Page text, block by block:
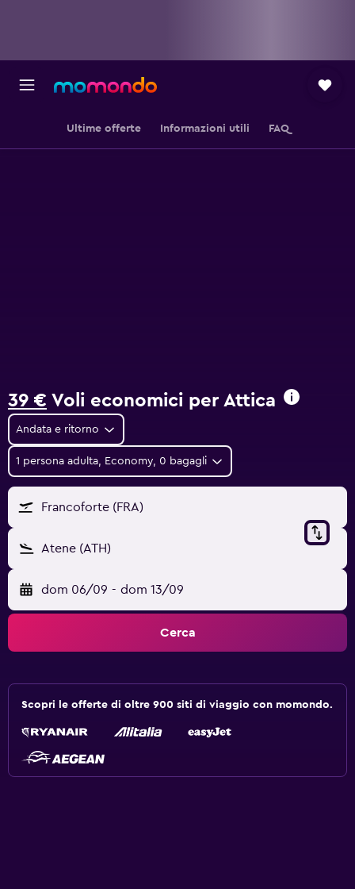
Ultime offerte Informazioni utili FAQ
39 € Voli economici per Attica
Andata e ritorno
1 persona adulta, Economy, 0 bagagli
Francoforte (FRA)
Atene (ATH)
dom 06/09 - dom 13/09
Cerca
Scopri le offerte di oltre 900 siti di viaggio con momondo.